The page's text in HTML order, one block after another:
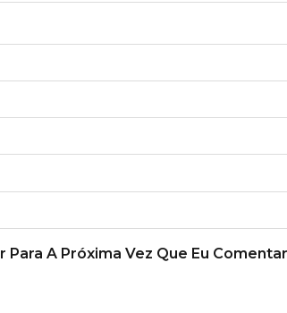
A Próxima Vez Que Eu